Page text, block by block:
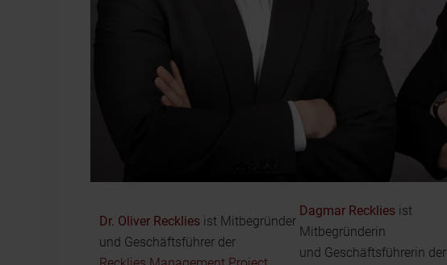
Dr. Oliver Recklies ist Mitbegründer
und Geschäftsführer der
Dagmar Recklies ist
Mitbegründerin
und Geschäftsführerin der